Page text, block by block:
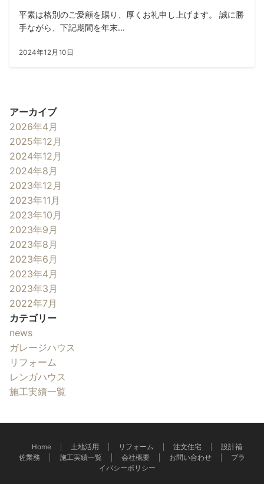
平素は格別のご愛顧を賜り、厚くお礼申し上げます。 誠に勝
手ながら、下記期間を年末...
2024年12月10日
アーカイブ
2026年4月
2025年12月
2024年12月
2024年8月
2023年12月
2023年11月
2023年10月
2023年9月
2023年8月
2023年6月
2023年4月
2023年3月
2022年7月
カテゴリー
news
ガレージハウス
リフォーム
レンガハウス
施工実績一覧
Home 土地活用 リフォーム 注文住宅
設計補
佐業務
施工実績一覧 会社概要 お問い合わせ
プラ
イバシーポリシー